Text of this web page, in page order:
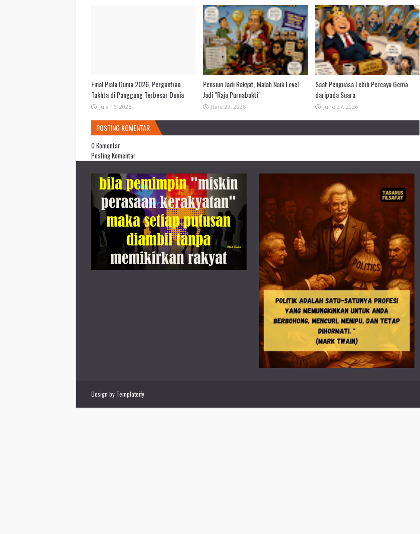
Final Piala Dunia 2026, Pergantian
Takhta di Panggung Terbesar Dunia
July 16, 2026
Pensiun Jadi Rakyat, Malah Naik Level
Jadi "Raja Purnabakti"
June 29, 2026
Saat Penguasa Lebih Percaya Gema
daripada Suara
June 27, 2026
POSTING KOMENTAR
0 Komentar
Posting Komentar
Design by Templateify